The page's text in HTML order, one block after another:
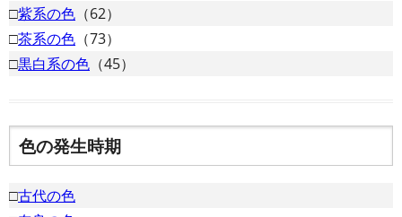
□紫系の色 （62）
□茶系の色 （73）
□黒白系の色 （45）
色の発生時期
□古代の色